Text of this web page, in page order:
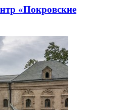
«Покровские